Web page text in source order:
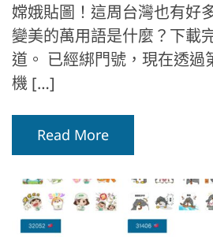
嫦娥貼圖！這周台灣也有好
變美的萬用語是什麼？下載
道。 已經綁門號，現在透
機 […]
Read More